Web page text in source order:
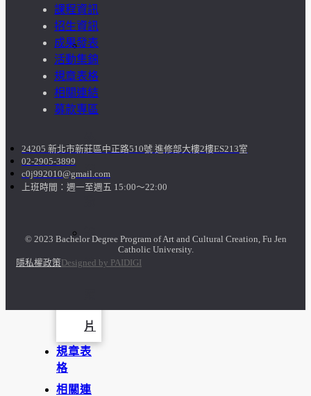
現
學
生
課
活
談
片
規章表
格
相關連
課程資訊
招生資訊
成果發表
活動集錦
規章表格
相關連結
募款專區
24205 新北市新莊區中正路510號 進修部大樓2樓ES213室
02-2905-3899
c0j992010@gmail.com
上班時間：週一至週五 15:00～22:00
© 2023 Bachelor Degree Program of Art and Cultural Creation, Fu Jen
Catholic University.
隱私權政策 Designed by PAIDIGI